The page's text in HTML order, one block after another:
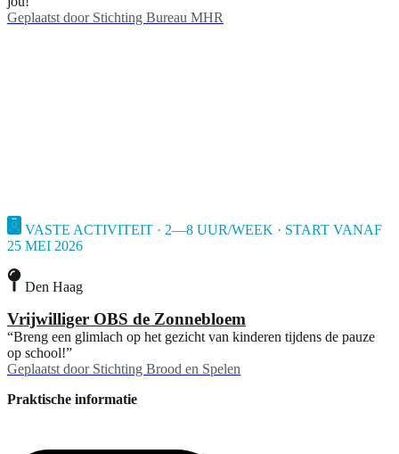
Geplaatst door Stichting Bureau MHR
VASTE ACTIVITEIT · 2—8 UUR/WEEK · START VANAF
25 MEI 2026
Den Haag
Vrijwilliger OBS de Zonnebloem
“Breng een glimlach op het gezicht van kinderen tijdens de pauze
op school!”
Geplaatst door Stichting Brood en Spelen
Praktische informatie